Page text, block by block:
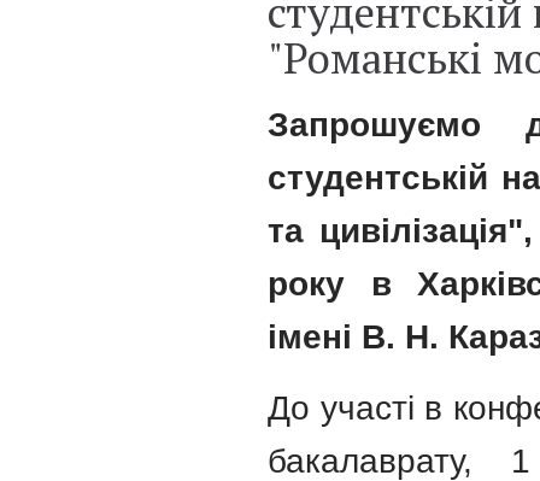
"Романські
​Запрошуємо
студентській
та
року в
імені В. Н.
До участі в
бакалаврату,